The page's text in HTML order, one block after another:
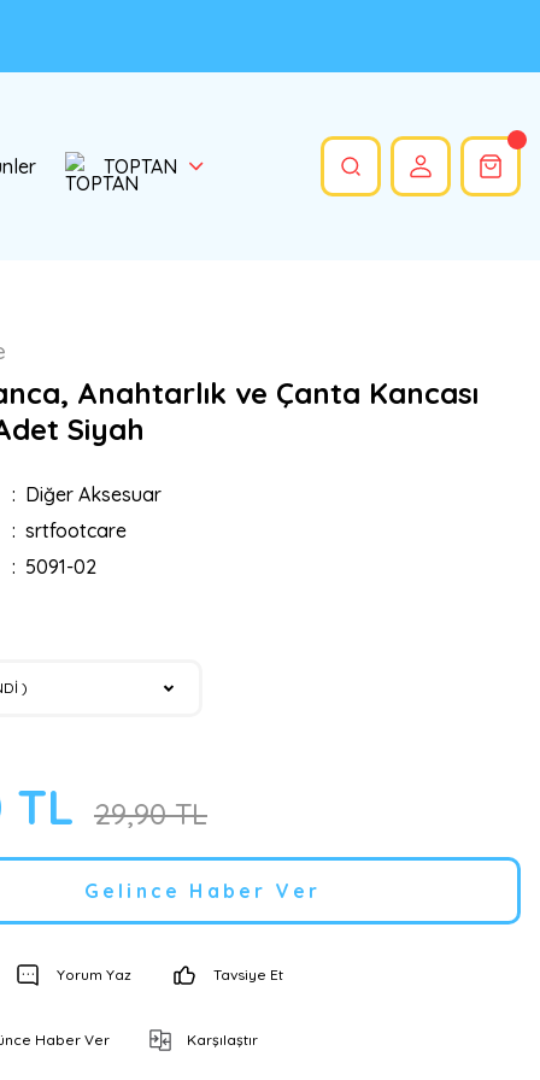
TOPTAN
Anahtarlık ve Çanta Kancası
Siyah
Diğer Aksesuar
srtfootcare
5091-02
TL 29,90 TL
Gelince Haber Ver
Yorum Yaz Tavsiye Et
Haber Ver Karşılaştır